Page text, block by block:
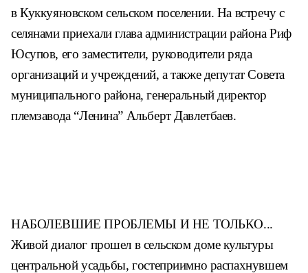
в Куккуяновскомсельском поселении. На встречу с
селянами приехали глава администрации района Риф
Юсупов, его заместители, руководители ряда
организацийи учреждений, а также депутат Совета
муниципального района, генеральный директор
племзавода “Ленина” Альберт Давлетбаев.
НАБОЛЕВШИЕ ПРОБЛЕМЫ И НЕ ТОЛЬКО...
Живой диалог прошел в сельском доме культуры
центральной усадьбы, гостеприимно распахнувшем